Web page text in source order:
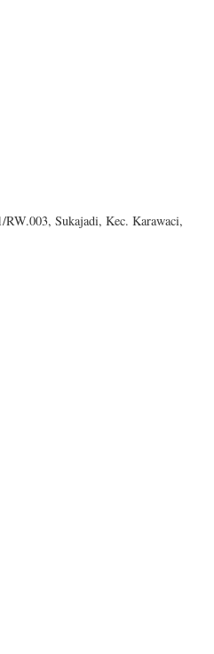
Sukajadi, Kec. Karawaci,